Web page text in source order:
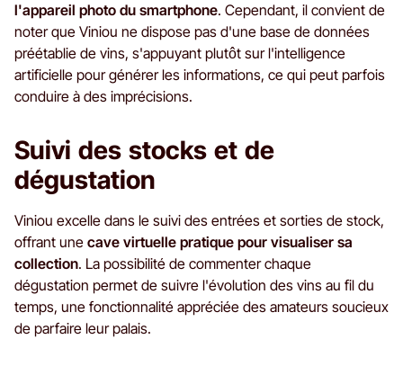
l'appareil photo du smartphone. Cependant, il convient de
noter que Viniou ne dispose pas d'une base de données
préétablie de vins, s'appuyant plutôt sur l'intelligence
artificielle pour générer les informations, ce qui peut parfois
conduire à des imprécisions.
Suivi des stocks et de
dégustation
Viniou excelle dans le suivi des entrées et sorties de stock,
offrant une cave virtuelle pratique pour visualiser sa
collection. La possibilité de commenter chaque
dégustation permet de suivre l'évolution des vins au fil du
temps, une fonctionnalité appréciée des amateurs soucieux
de parfaire leur palais.